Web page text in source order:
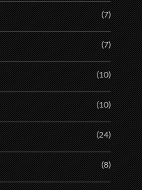
(7)
(7)
(10)
(10)
(24)
(8)